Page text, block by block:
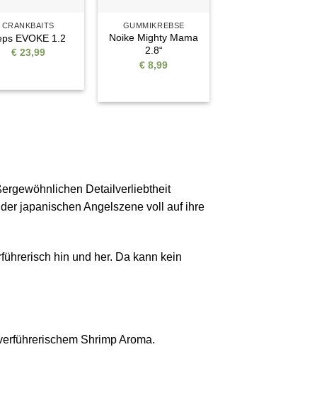
CRANKBAITS
EVOKE 1.2
€23,99
GUMMIKREBSE
Noike Mighty Mama
2.8“
€ 8,99
Detailverliebtheit
japanischen Angelszene voll auf ihre
hin und her. Da kann kein
Shrimp Aroma.